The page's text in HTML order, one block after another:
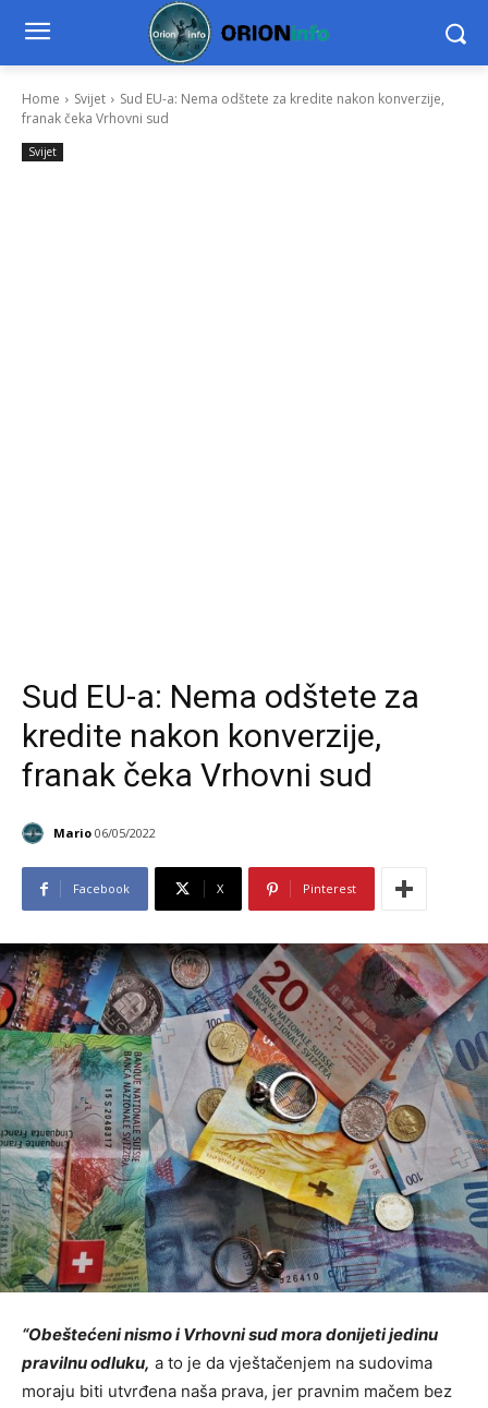
Home Svijet
Sud EU-a: Nema odštete za kredite nakon konverzije,
franak čeka Vrhovni sud
Svijet
Sud EU-a: Nema odštete za
kredite nakon konverzije,
franak čeka Vrhovni sud
Mario 06/05/2022
Facebook X Pinterest
“Obeštećeni nismo i Vrhovni sud mora donijeti jedinu
pravilnu odluku, a to je da vještačenjem na sudovima
moraju biti utvrđena naša prava, jer pravnim mačem bez